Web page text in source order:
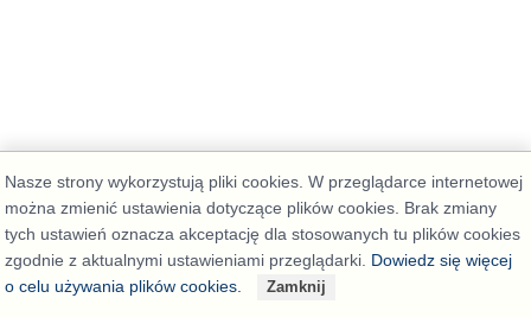
Nasze strony wykorzystują pliki cookies. W przeglądarce internetowej
można zmienić ustawienia dotyczące plików cookies. Brak zmiany
tych ustawień oznacza akceptację dla stosowanych tu plików cookies
zgodnie z aktualnymi ustawieniami przeglądarki. Dowiedz się więcej
o celu używania plików cookies.